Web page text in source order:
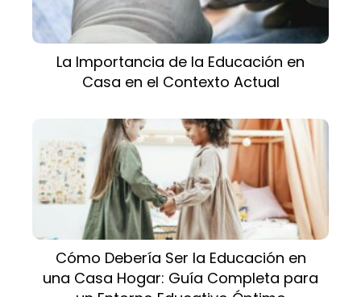
La Importancia de la Educación en
Casa en el Contexto Actual
Cómo Debería Ser la Educación en
una Casa Hogar: Guía Completa para